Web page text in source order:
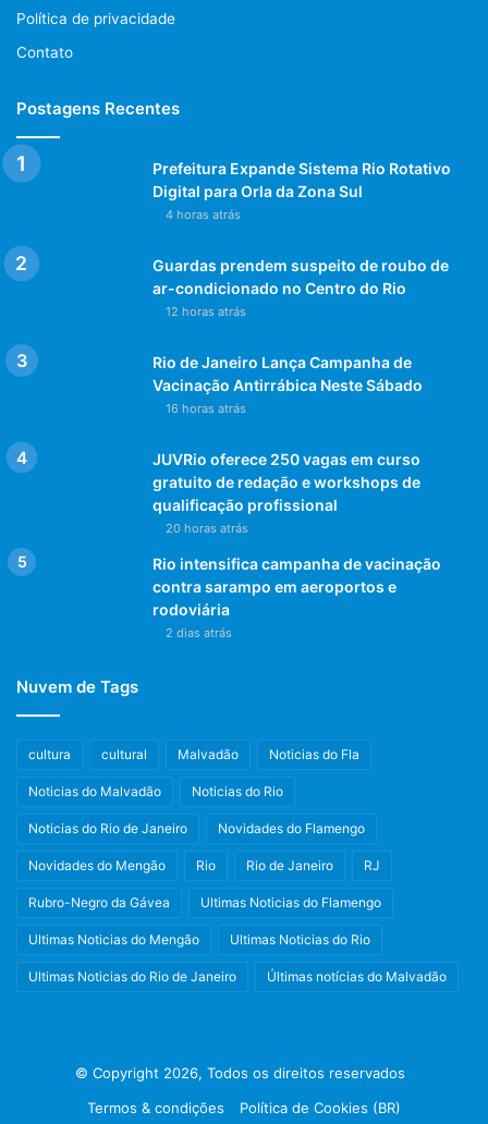
Política de privacidade
Contato
Postagens Recentes
Prefeitura Expande Sistema Rio Rotativo
Digital para Orla da Zona Sul
4 horas atrás
Guardas prendem suspeito de roubo de
ar-condicionado no Centro do Rio
12 horas atrás
Rio de Janeiro Lança Campanha de
Vacinação Antirrábica Neste Sábado
16 horas atrás
JUVRio oferece 250 vagas em curso
gratuito de redação e workshops de
qualificação profissional
20 horas atrás
Rio intensifica campanha de vacinação
contra sarampo em aeroportos e
rodoviária
2 dias atrás
Nuvem de Tags
cultura cultural Malvadão Noticias do Fla
Noticias do Malvadão Noticias do Rio
Noticias do Rio de Janeiro Novidades do Flamengo
Novidades do Mengão Rio Rio de Janeiro RJ
Rubro-Negro da Gávea Ultimas Noticias do Flamengo
Ultimas Noticias do Mengão Ultimas Noticias do Rio
Ultimas Noticias do Rio de Janeiro Últimas notícias do Malvadão
© Copyright 2026, Todos os direitos reservados
Termos & condições
Política de Cookies (BR)